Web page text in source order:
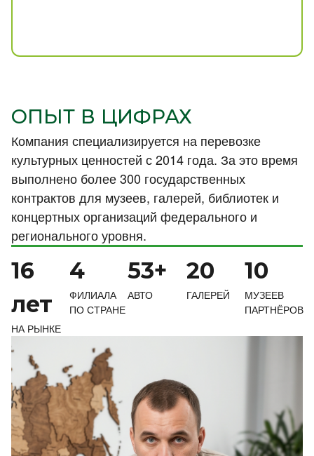
ОПЫТ В ЦИФРАХ
Компания специализируется на перевозке
культурных ценностей с 2014 года. За это время
выполнено более 300 государственных
контрактов для музеев, галерей, библиотек и
концертных организаций федерального и
регионального уровня.
16
лет
НА РЫНКЕ
4
ФИЛИАЛА
ПО СТРАНЕ
53+
АВТО
20
ГАЛЕРЕЙ
10
МУЗЕЕВ
ПАРТНЁРОВ